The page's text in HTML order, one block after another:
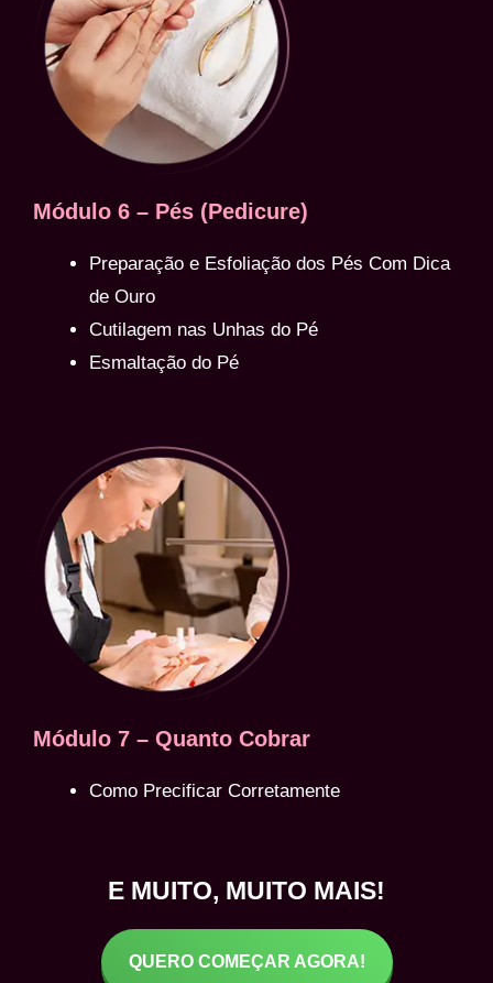
Módulo 6 – Pés (Pedicure)
Preparação e Esfoliação dos Pés Com Dica
de Ouro
Cutilagem nas Unhas do Pé
Esmaltação do Pé
Módulo 7 – Quanto Cobrar
Como Precificar Corretamente
E MUITO, MUITO MAIS!
QUERO COMEÇAR AGORA!